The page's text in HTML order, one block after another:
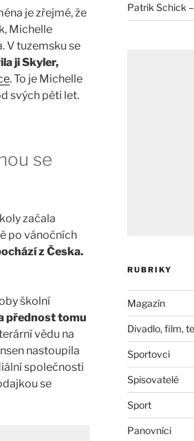
je zřejmé, že
Michelle
V tuzemsku se
ji Skyler,
.To je Michelle
svých pěti let.
se
začala
po vánočních
z Česka.
školní
přednost tomu
vědu na
nastoupila
společnosti
se
Patrik Schick
RUBRIKY
Magazín
Divadlo, film,
Sportovci
Spisovatelé
Sport
Panovníci